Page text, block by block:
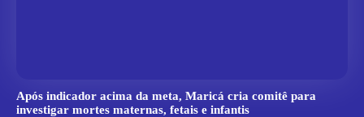
Após indicador acima da meta, Maricá cria comitê para
investigar mortes maternas, fetais e infantis